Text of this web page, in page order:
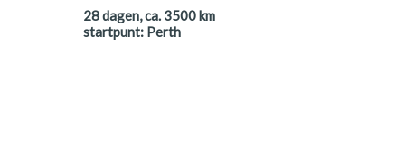
Portugal28dagen, ca. 3500km
startpunt: Perth